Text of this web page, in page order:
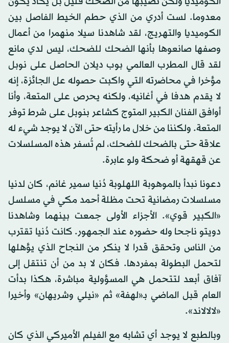
معدوما. لست أدري من الذي حطم الخيط الفاصل بين
الكوميديا والتهريج، لقد شاهدنا سيلا منهمرا من أعمال
وصفها صانعوها بأنها الضحك للضحك، ليس لدي مانع
لقد قال المطرب العالمي بوب ديلان الحاصل على نوبل
مؤخرا في محاضرته التي واكبت حصوله عل الجائزة، إنه
لا يقدم هدفا في أغانيه، ولكنه يحرص على المتعة، وأنا
أوافق الفنان الكبير المتوج كشاعر بنوبل على شرط توفر
المتعة. ولكننا من خلال ما رأيته حتى الآن لا يوجد شيء له
علاقة حتى بالضحك للضحك، لم تُسفر هذه المسلسلات
عن قهقهة أو ضحكة ولو عابرة.
دعونا نبدأ بالموهوبة اللهلوبة دُنيا سمير غانم، كان لدنيا
مسلسلات رمضانية تحت مظلة أحمد مكي في مسلسل
«الكبير قوي». الأجزاء الأولى جمعت بينهما وشاهدنا
دويتو ناجحا وله حضوره عند الجمهور. كانت دُنيا تقترب
من الناس وتحقق قدرا لا ينكر من النجاح الذي يؤهلها
لتحمل البطولة بمفردها. فكان لا بد من أن تنتقل إلى
آفاق أبعد لتتحمل هي المسؤولية مباشرة، هكذا بدأت
العام قبل الماضي بـ«لهفة» ثم «نيلي وشريهان» وأخيرا
«لالالاند».
وبالطبع لا يوجد أي تشابه مع الفيلم الأميركي الذي كان